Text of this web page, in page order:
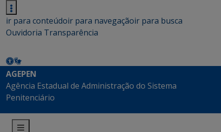
ir para conteúdoir para navegaçãoir para busca
Ouvidoria Transparência
AGEPEN
Agência Estadual de Administração do Sistema
Penitenciário